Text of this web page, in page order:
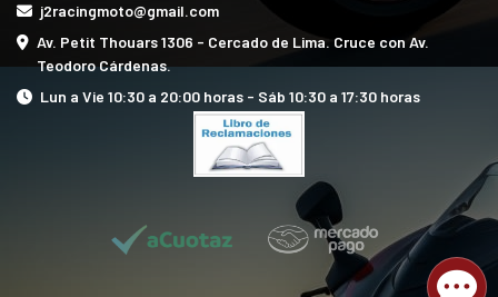
j2racingmoto@gmail.com
Av. Petit Thouars 1306 - Cercado de Lima. Cruce con Av.
Teodoro Cárdenas.
Lun a Vie 10:30 a 20:00 horas - Sáb 10:30 a 17:30 horas